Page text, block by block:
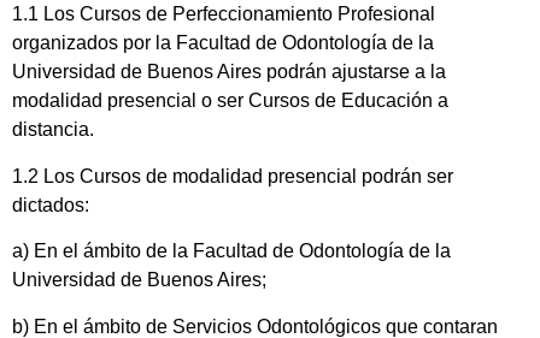
1.1 Los Cursos de Perfeccionamiento Profesional
organizados por la Facultad de Odontología de la
Universidad de Buenos Aires podrán ajustarse a la
modalidad presencial o ser Cursos de Educación a
distancia.
1.2 Los Cursos de modalidad presencial podrán ser
dictados:
a) En el ámbito de la Facultad de Odontología de la
Universidad de Buenos Aires;
b) En el ámbito de Servicios Odontológicos que contaran